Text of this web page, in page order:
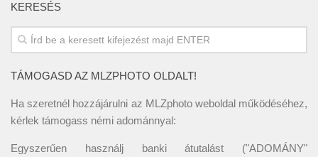
KERESÉS
TÁMOGASD AZ MLZPHOTO OLDALT!
Ha szeretnél hozzájárulni az MLZphoto weboldal működéséhez,
kérlek támogass némi adománnyal:
Egyszerűen használj banki átutalást ("ADOMÁNY"